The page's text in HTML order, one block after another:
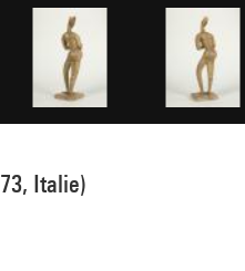
Italie)
CCI/Bertrand Prévost/Dist.